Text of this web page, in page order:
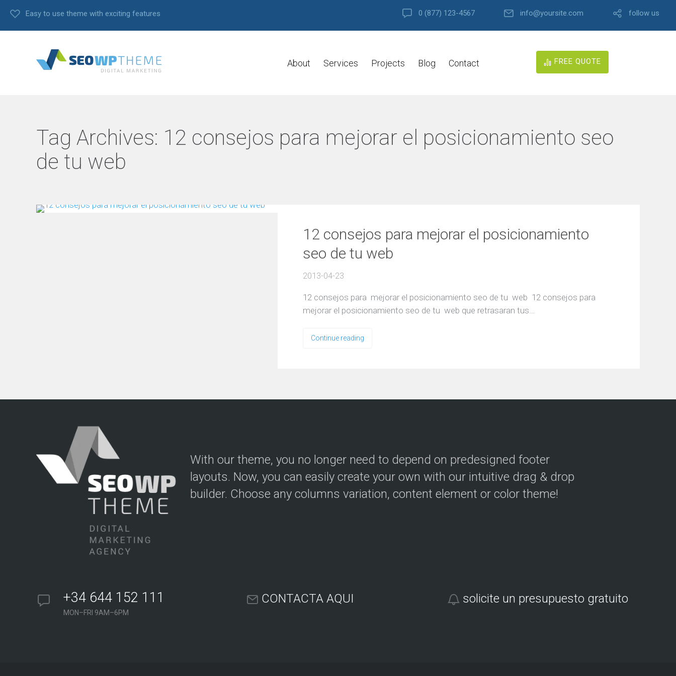
Easy to use theme with exciting features 0 (877) 123-4567 info@yoursite.com follow us
About Services Projects Blog Contact FREE QUOTE
Tag Archives: 12 consejos para mejorar el posicionamiento seo
de tu web
12 consejos para mejorar el posicionamiento
seo de tu web
2013-04-23
12 consejos para mejorar el posicionamiento seo de tu web 12 consejos para
mejorar el posicionamiento seo de tu web que retrasaran tus…
Continue reading
With our theme, you no longer need to depend on predesigned footer
layouts. Now, you can easily create your own with our intuitive drag & drop
builder. Choose any columns variation, content element or color theme!
+34 644 152 111
MON–FRI 9AM–6PM
CONTACTA AQUI solicite un presupuesto gratuito